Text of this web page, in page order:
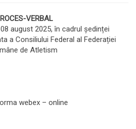
VERBAL
august 2025, în cadrul ședinței
a Consiliului Federal al Federației
de Atletism
webex – online